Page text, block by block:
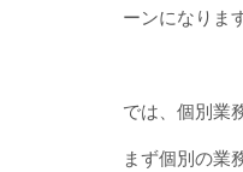
ーンになります
では、個別業
まず個別の業